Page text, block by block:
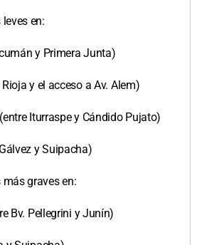
en:
y Primera Junta)
y el acceso a Av. Alem)
Iturraspe y Cándido Pujato)
y Suipacha)
graves en:
Bv. Pellegrini y Junín)